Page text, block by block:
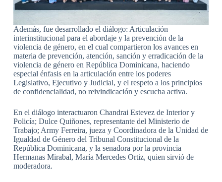
Además, fue desarrollado el diálogo: Articulación
interinstitucional para el abordaje y la prevención de la
violencia de género, en el cual compartieron los avances en
materia de prevención, atención, sanción y erradicación de la
violencia de género en República Dominicana, haciendo
especial énfasis en la articulación entre los poderes
Legislativo, Ejecutivo y Judicial, y el respeto a los principios
de confidencialidad, no reivindicación y escucha activa.
En el diálogo interactuaron Chandrai Estevez de Interior y
Policía; Dulce Quiñones, representante del Ministerio de
Trabajo; Army Ferreira, jueza y Coordinadora de la Unidad de
Igualdad de Género del Tribunal Constitucional de la
República Dominicana, y la senadora por la provincia
Hermanas Mirabal, María Mercedes Ortiz, quien sirvió de
moderadora.